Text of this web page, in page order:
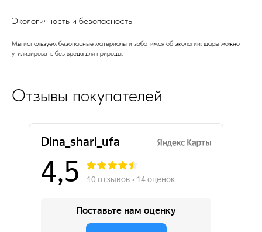
Экологичность и безопасность
Мы используем безопасные материалы и заботимся об экологии: шары можно
утилизировать без вреда для природы.
Отзывы покупателей